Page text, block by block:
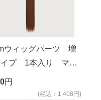
ウィッグパーツ 増
イプ 1本入り マロ
ラウン NMRB-97
円
(税込：1,408円)